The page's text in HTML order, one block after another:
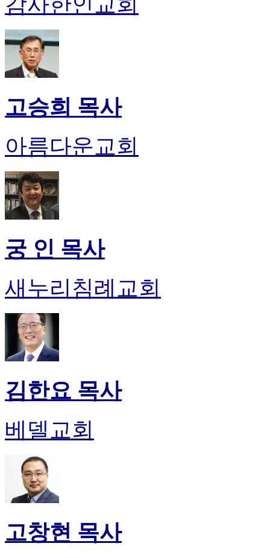
고승희 목사
아름다운교회
궁 인 목사
새누리침례교회
김한요 목사
베델교회
고창현 목사